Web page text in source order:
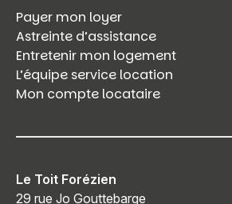
Payer mon loyer
Astreinte d’assistance
Entretenir mon logement
L’équipe service location
Mon compte locataire
Le Toit Forézien
29 rue Jo Gouttebarge